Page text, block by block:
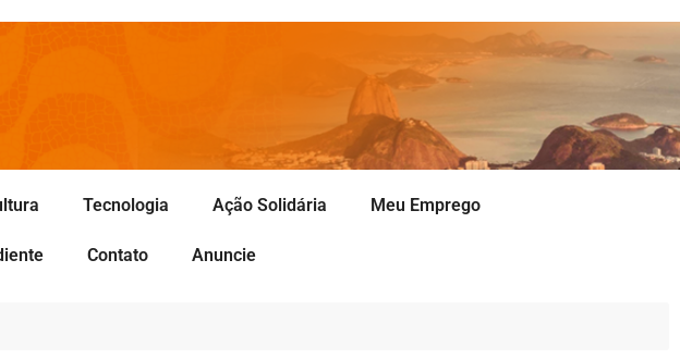
Tecnologia Ação Solidária Meu Emprego
Contato Anuncie